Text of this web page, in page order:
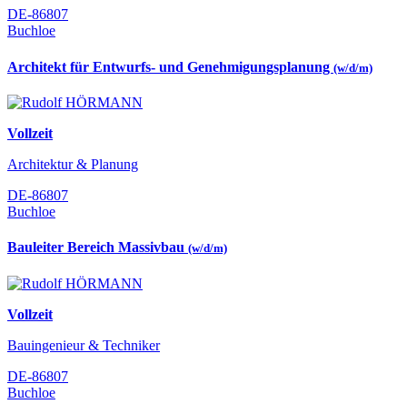
DE-86807
Buchloe
Architekt für Entwurfs- und Genehmigungsplanung (w/d/m)
Vollzeit
Architektur & Planung
DE-86807
Buchloe
Bauleiter Bereich Massivbau (w/d/m)
Vollzeit
Bauingenieur & Techniker
DE-86807
Buchloe